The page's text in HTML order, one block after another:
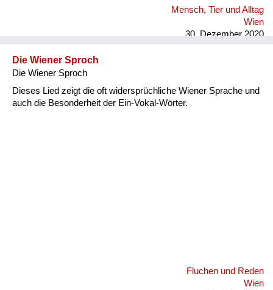
Mensch, Tier und Alltag
Wien
30. Dezember 2020
Die Wiener Sproch
Die Wiener Sproch
Dieses Lied zeigt die oft widersprüchliche Wiener Sprache und
auch die Besonderheit der Ein-Vokal-Wörter.
Fluchen und Reden
Wien